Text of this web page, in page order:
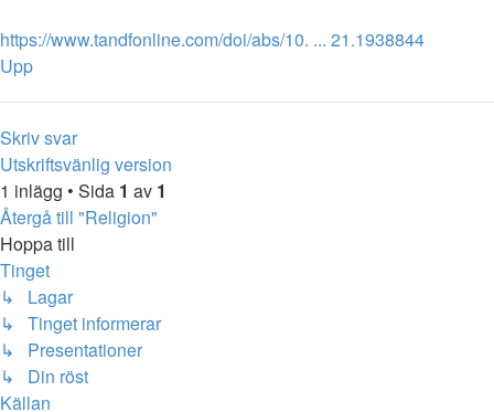
https://www.tandfonline.com/doi/abs/10. ... 21.1938844
Upp
Skriv svar
Utskriftsvänlig version
1 inlägg • Sida 1 av 1
Återgå till "Religion"
Hoppa till
Tinget
↳ Lagar
↳ Tinget informerar
↳ Presentationer
↳ Din röst
Källan